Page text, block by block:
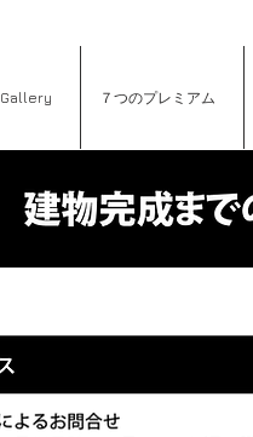
Gallery ７つのプレミアム